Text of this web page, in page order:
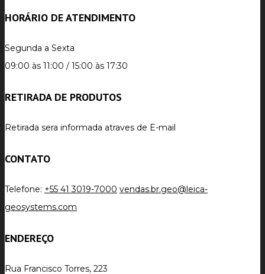
HORÁRIO DE ATENDIMENTO
Segunda a Sexta
09:00 às 11:00 / 15:00 às 17:30
RETIRADA DE PRODUTOS
Retirada sera informada atraves de E-mail
CONTATO
Telefone: +55 41 3019-7000 vendas.br.geo@leica-
geosystems.com
ENDEREÇO
Rua Francisco Torres, 223